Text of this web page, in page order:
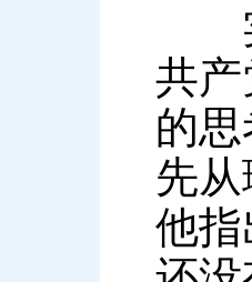
实
共
的
先从
他指